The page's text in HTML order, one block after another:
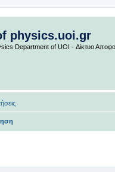
physics.uoi.gr
Department of UOI - Δίκτυο